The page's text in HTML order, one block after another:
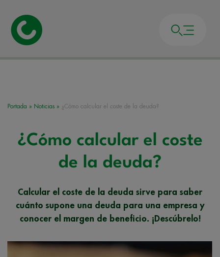
Portada » Noticias » ¿Cómo calcular el coste de la deuda?
¿Cómo calcular el coste
de la deuda?
Calcular el coste de la deuda sirve para saber
cuánto supone una deuda para una empresa y
conocer el margen de beneficio. ¡Descúbrelo!